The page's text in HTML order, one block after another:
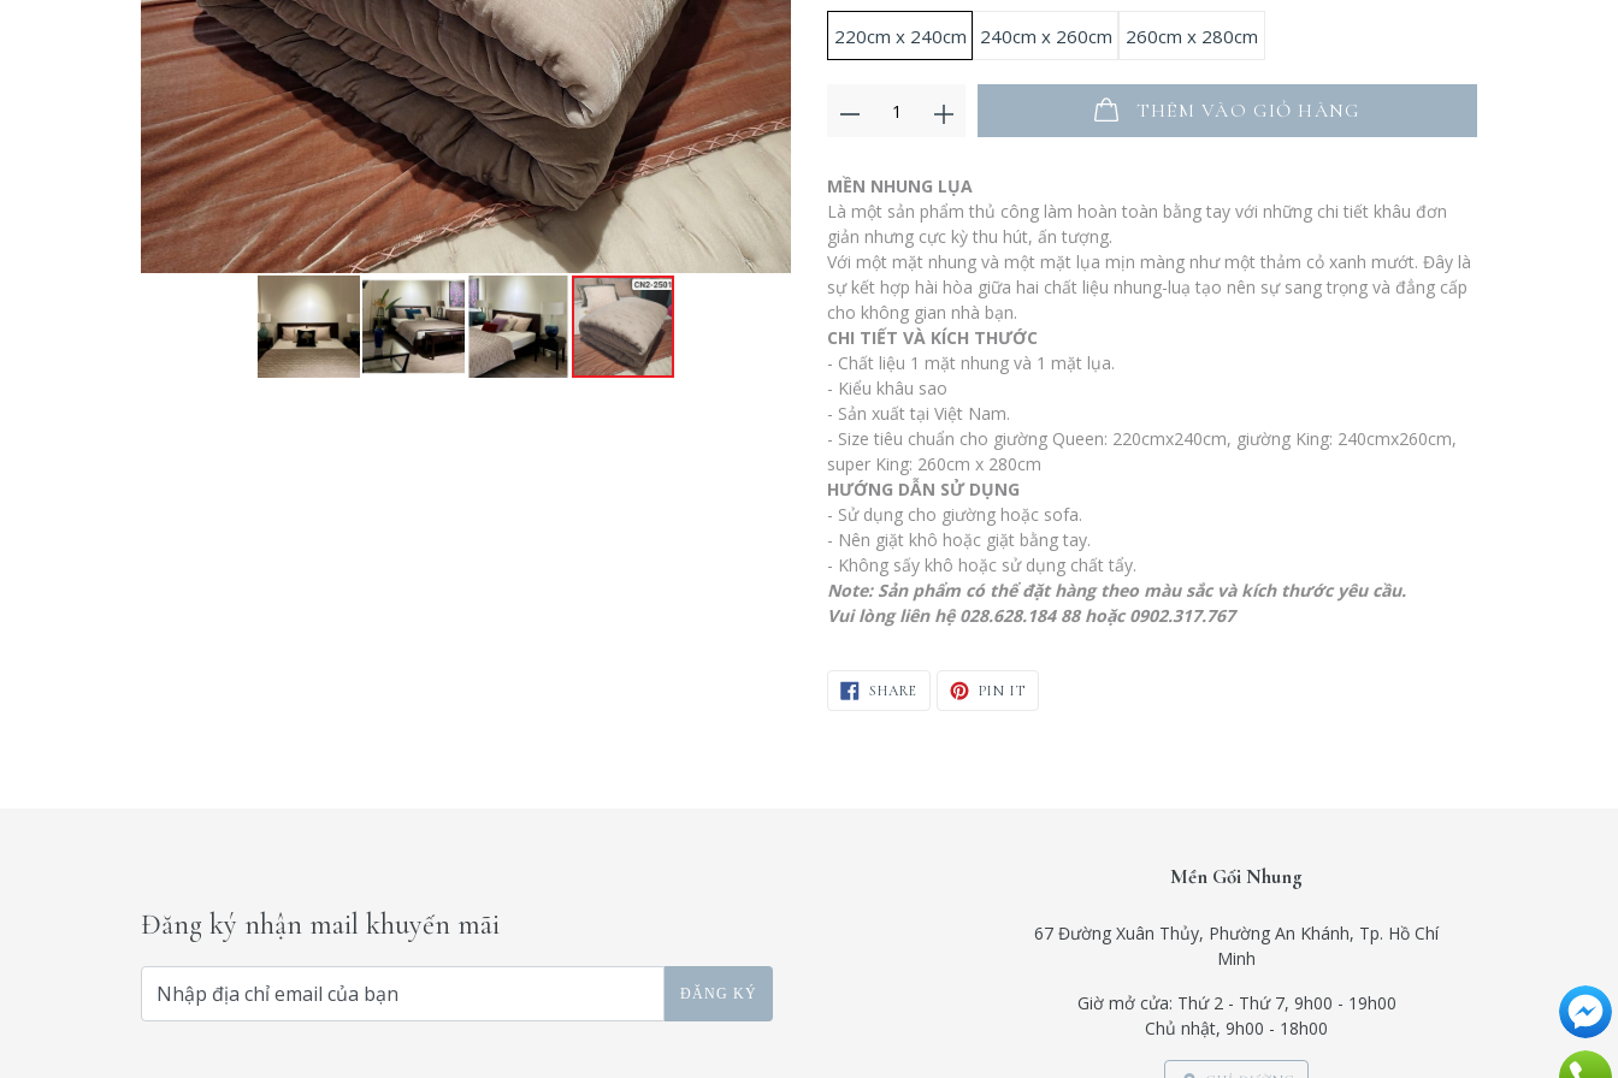
220cm x 240cm 240cm x 260cm 260cm x 280cm
THÊM VÀO GIỎ HÀNG
MỀN NHUNG LỤA
Là một sản phẩm thủ công làm hoàn toàn bằng tay với những chi tiết khâu đơn
giản nhưng cực kỳ thu hút, ấn tượng.
Với một mặt nhung và một mặt lụa mịn màng như một thảm cỏ xanh mướt. Đây là
sự kết hợp hài hòa giữa hai chất liệu nhung-luạ tạo nên sự sang trọng và đẳng cấp
cho không gian nhà bạn.
CHI TIẾT VÀ KÍCH THƯỚC
- Chất liệu 1 mặt nhung và 1 mặt lụa.
- Kiểu khâu sao
- Sản xuất tại Việt Nam.
- Size tiêu chuẩn cho giường Queen: 220cmx240cm, giường King: 240cmx260cm,
super King: 260cm x 280cm
HƯỚNG DẪN SỬ DỤNG
- Sử dụng cho giường hoặc sofa.
- Nên giặt khô hoặc giặt bằng tay.
- Không sấy khô hoặc sử dụng chất tẩy.
Note: Sản phẩm có thể đặt hàng theo màu sắc và kích thước yêu cầu.
Vui lòng liên hệ 028.628.184 88 hoặc 0902.317.767
SHARE SHARE ON FACEBOOK
PIN ITPIN ON PINTEREST
Đăng ký nhận mail khuyến mãi
ĐĂNG KÝ
Mền Gối Nhung
67 Đường Xuân Thủy, Phường An Khánh, Tp. Hồ Chí
Minh
Giờ mở cửa: Thứ 2 - Thứ 7, 9h00 - 19h00
Chủ nhật, 9h00 - 18h00